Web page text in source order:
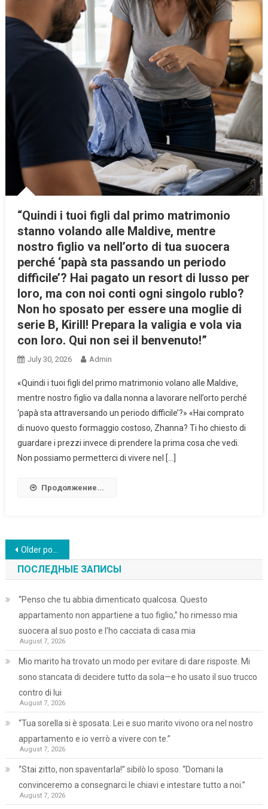
“Quindi i tuoi figli dal primo matrimonio
stanno volando alle Maldive, mentre
nostro figlio va nell’orto di tua suocera
perché ‘papà sta passando un periodo
difficile’? Hai pagato un resort di lusso per
loro, ma con noi conti ogni singolo rublo?
Non ho sposato per essere una moglie di
serie B, Kirill! Prepara la valigia e vola via
con loro. Qui non sei il benvenuto!”
July 30, 2026 Admin
«Quindi i tuoi figli del primo matrimonio volano alle Maldive,
mentre nostro figlio va dalla nonna a lavorare nell’orto perché
‘papà sta attraversando un periodo difficile’?» «Hai comprato
di nuovo questo formaggio costoso, Zhanna? Ti ho chiesto di
guardare i prezzi invece di prendere la prima cosa che vedi.
Non possiamo permetterci di vivere nel […]
Продолжение...
Posts
navigation
Older posts
ПОСЛЕДНЫЕ ЗАПИСЫ
“Penso che tu abbia dimenticato qualcosa. Questo
appartamento non appartiene a tuo figlio,” ho rimesso mia
suocera al suo posto e l’ho cacciata di casa mia
August 7, 2026
Mio marito ha trovato un modo per evitare di dare risposte. Mi
sono stancata di decidere tutto da sola—e ho usato il suo trucco
contro di lui
August 7, 2026
“Tua sorella si è sposata. Lei e suo marito vivono ora nel nostro
appartamento e io verrò a vivere con te.”
August 7, 2026
“Stai zitto, non spaventarla!” sibilò lo sposo. “Domani la
convinceremo a consegnarci le chiavi e intestare tutto a noi.”
August 7, 2026